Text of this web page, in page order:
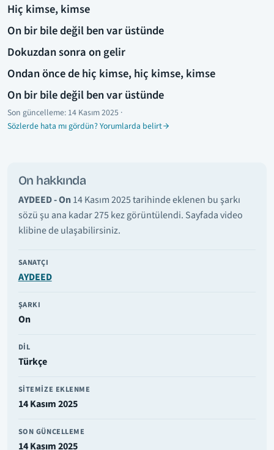
Hiç kimse, kimse
On bir bile değil ben var üstünde
Dokuzdan sonra on gelir
Ondan önce de hiç kimse, hiç kimse, kimse
On bir bile değil ben var üstünde
Son güncelleme: 14 Kasım 2025 ·
Sözlerde hata mı gördün? Yorumlarda belirt
On hakkında
AYDEED - On14 Kasım 2025 tarihinde eklenen bu şarkı
sözü şu ana kadar 275 kez görüntülendi. Sayfada video
klibine de ulaşabilirsiniz.
SANATÇI
AYDEED
ŞARKI
On
DIL
Türkçe
SITEMIZE EKLENME
14 Kasım 2025
SON GÜNCELLEME
14 Kasım 2025